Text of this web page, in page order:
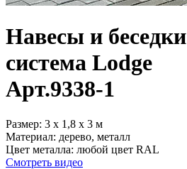
Навесы и беседки
система Lodge
Арт.9338-1
Размер: 3 х 1,8 х 3 м
Материал: дерево, металл
Цвет металла: любой цвет RAL
Смотреть видео